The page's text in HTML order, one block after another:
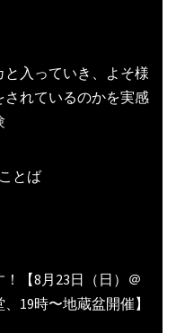
入っていき、よそ様
されているのかを実感
とば
【8月23日（日）＠
19時〜地蔵盆開催】